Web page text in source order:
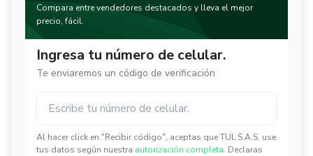
Compara entre vendedores destacados y lleva el mejor
precio, fácil.
Ingresa tu número de celular.
Te enviaremos un código de verificación
Al hacer click en "Recibir código", aceptas que TUL S.A.S. use
tus datos según nuestra autorización completa. Declaras
✕
✕